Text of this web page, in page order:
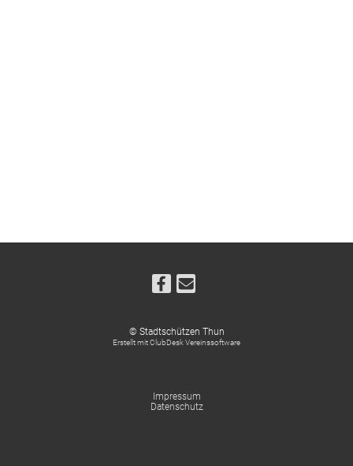
© Stadtschützen Thun
Erstellt mit ClubDesk Vereinssoftware
Impressum
Datenschutz